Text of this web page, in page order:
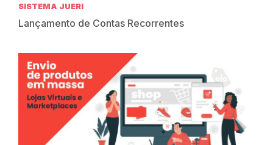
SISTEMA JUERI
Lançamento de Contas Recorrentes